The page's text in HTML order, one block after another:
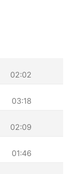
02:02
03:18
02:09
01:46